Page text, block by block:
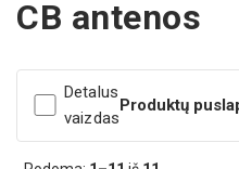
CB antenos
Detalus
vaizdas
Produktų